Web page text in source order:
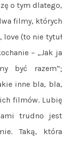
o tym dlatego,
filmy, których
love (to nie tytuł
– „Jak ja
być razem”;
inne bla, bla,
filmów. Lubię
trudno jest
Taką, która